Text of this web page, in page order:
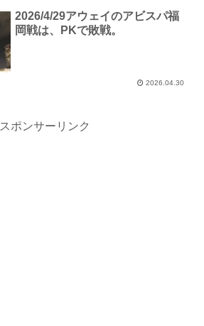
2026/4/29アウェイのアビスパ福
岡戦は、PKで敗戦。
2026.04.30
スポンサーリンク